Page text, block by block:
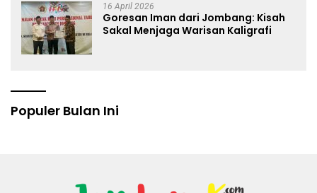
16 April 2026
Goresan Iman dari Jombang: Kisah
Sakal Menjaga Warisan Kaligrafi
Populer Bulan Ini